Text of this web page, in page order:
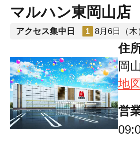
マルハン東岡山店
アクセス集中日 1 8月6日（木
住
岡
地
営